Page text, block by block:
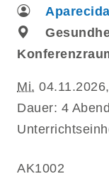
Mi.
Dauer: 4
AK1002